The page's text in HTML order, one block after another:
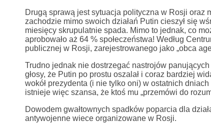
Drugą sprawą jest sytuacja polityczna w Rosji oraz
zachodzie mimo swoich działań Putin cieszył się
miesięcy skrupulatnie spada. Mimo to jednak, co
aprobowało aż 64 % społeczeństwa! Według
publicznej w Rosji, zarejestrowanego jako „obca
Trudno jednak nie dostrzegać nastrojów
głosy, że Putin po prostu oszalał i coraz bardziej
wokół prezydenta (i nie tylko oni) w ostatnich
istnieje więc szansa, że ktoś mu „przemówi do
Dowodem gwałtownych spadków poparcia dla
antywojenne wiece organizowane w Rosji.